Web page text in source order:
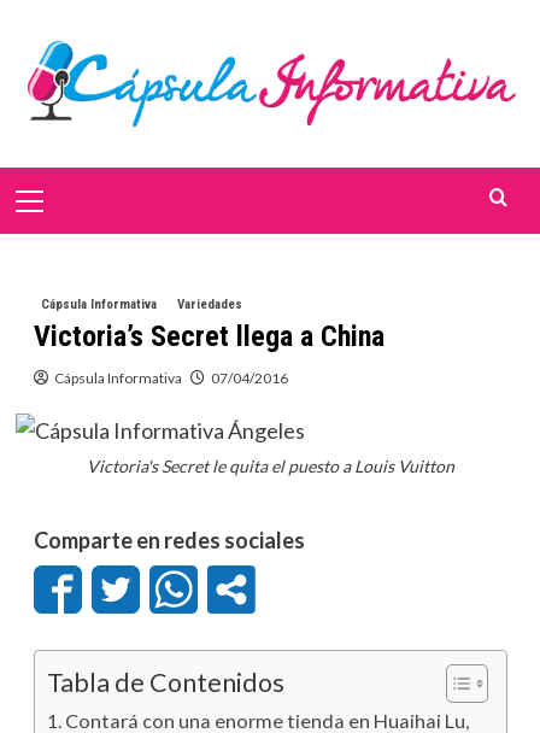
contenido
Menú
Cápsula Informativa Variedades
Victoria’s Secret llega a China
Cápsula Informativa 07/04/2016
Victoria's Secret le quita el puesto a Louis Vuitton
Comparte en redes sociales
Tabla de Contenidos
Contará con una enorme tienda en Huaihai Lu,